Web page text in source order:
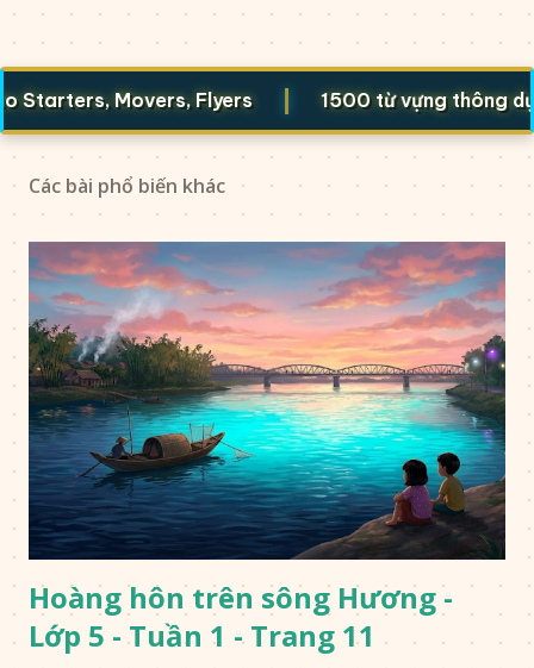
Movers, Flyers | 1500 từ vựng thông dụng
Các bài phổ biến khác
Hoàng hôn trên sông Hương -
Lớp 5 - Tuần 1 - Trang 11